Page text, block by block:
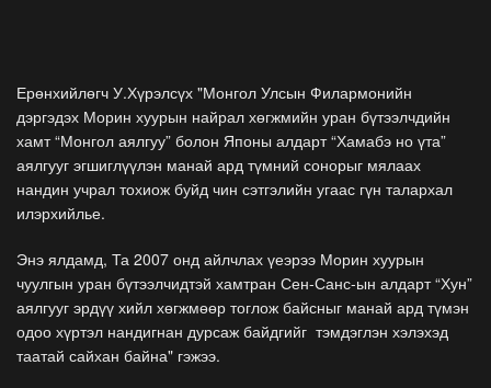
Ерөнхийлөгч У.Хүрэлсүх "Монгол Улсын Филармонийн
дэргэдэх Морин хуурын найрал хөгжмийн уран бүтээлчдийн
хамт “Монгол аялгуу” болон Японы алдарт “Хамабэ но үта”
аялгууг эгшиглүүлэн манай ард түмний сонорыг мялаах
нандин учрал тохиож буйд чин сэтгэлийн угаас гүн талархал
илэрхийлье.
Энэ ялдамд, Та 2007 онд айлчлах үеэрээ Морин хуурын
чуулгын уран бүтээлчидтэй хамтран Сен-Санс-ын алдарт “Хун”
аялгууг эрдүү хийл хөгжмөөр тоглож байсныг манай ард түмэн
одоо хүртэл нандигнан дурсаж байдгийг тэмдэглэн хэлэхэд
таатай сайхан байна" гэжээ.